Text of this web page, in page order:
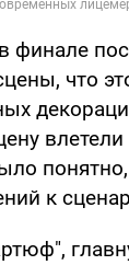
финале
что
к